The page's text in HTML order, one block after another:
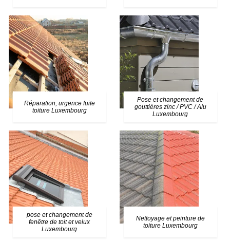
Réparation, urgence fuite
toiture Luxembourg
Pose et changement de
gouttières zinc / PVC / Alu
Luxembourg
pose et changement de
fenêtre de toit et velux
Luxembourg
Nettoyage et peinture de
toiture Luxembourg